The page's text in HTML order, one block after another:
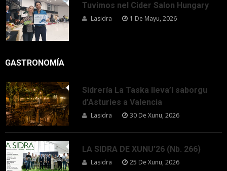
Tuvimos nel Cider Salon Hungary
Lasidra 1 De Mayu, 2026
GASTRONOMÍA
Sidrería La Taska lleva’l saborgu
d’Asturies a Valencia
Lasidra 30 De Xunu, 2026
LA SIDRA DE XUNU’26 (Nb. 266)
Lasidra 25 De Xunu, 2026